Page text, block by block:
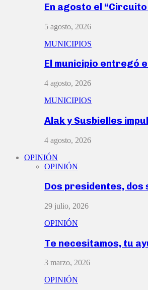
En agosto el
5 agosto, 2026
MUNICIPIOS
El municipio entregó
4 agosto, 2026
MUNICIPIOS
Alak y Susbielles
4 agosto, 2026
OPINIÓN
OPINIÓN
Dos presidentes, dos
29 julio, 2026
OPINIÓN
Te necesitamos, tu
3 marzo, 2026
OPINIÓN